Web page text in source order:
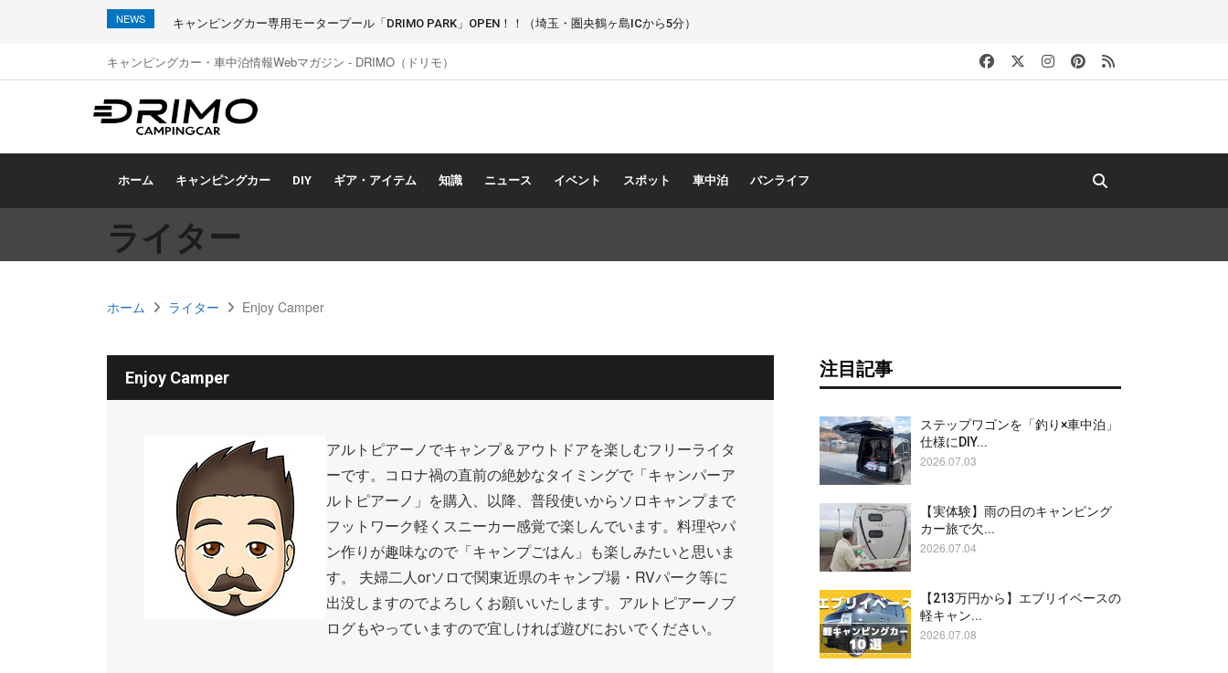
NEWS キャンピングカー専用モータープール「DRIMO PARK」OPEN！！（埼玉・圏央鶴ヶ島ICから5分）
キャンピングカー・車中泊情報Webマガジン - DRIMO（ドリモ）
ホーム キャンピングカー DIY ギア・アイテム 知識 ニュース イベント スポット 車中泊 バンライフ
ライター
ホーム ライター Enjoy Camper
Enjoy Camper
アルトピアーノでキャンプ＆アウトドアを楽しむフリーライタ
ーです。コロナ禍の直前の絶妙なタイミングで「キャンパーア
ルトピアーノ」を購入、以降、普段使いからソロキャンプまで
フットワーク軽くスニーカー感覚で楽しんでいます。料理やパ
ン作りが趣味なので「キャンプごはん」も楽しみたいと思いま
す。 夫婦二人orソロで関東近県のキャンプ場・RVパーク等に
出没しますのでよろしくお願いいたします。アルトピアーノブ
ログもやっていますので宜しければ遊びにおいでください。
注目記事
ステップワゴンを「釣り×車中泊」
仕様にDIY...
2026.07.03
【実体験】雨の日のキャンピング
カー旅で欠...
2026.07.04
【213万円から】エブリイベースの
軽キャン...
2026.07.08